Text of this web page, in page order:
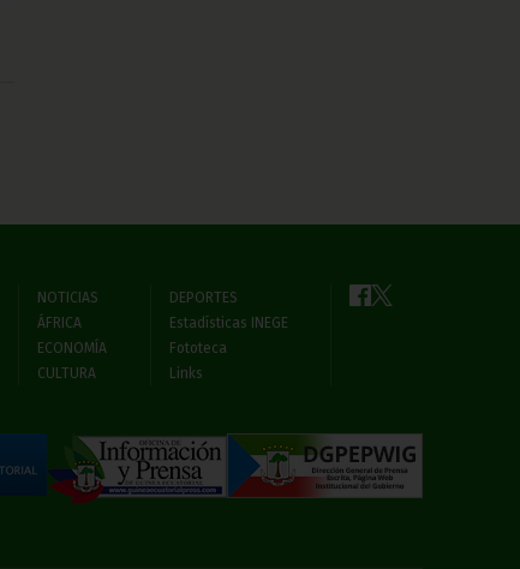
NOTICIAS
ÁFRICA
ECONOMÍA
CULTURA
DEPORTES
Estadísticas INEGE
Fototeca
Links